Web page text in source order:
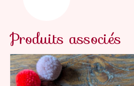
Produits associés